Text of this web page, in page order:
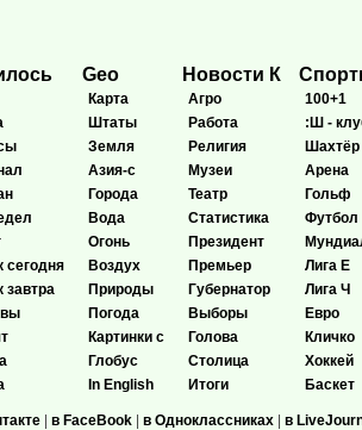
сегодня
завтра
Geo
Карта
Штаты
Земля
Азия-с
Города
Вода
Огонь
Воздух
Природы
Погода
Картинки с
Глобус
In English
Новости К
Агро
Работа
Религия
Музеи
Театр
Статистика
Президент
Премьер
Губернатор
Выборы
Голова
Столица
Итоги
100+1
:Ш -
Шахтёр
Арена
Гольф
Футбол
Лига Е
Лига Ч
Евро
Кличко
Хоккей
Баскет
| в FaceBook | в Одноклассниках | в